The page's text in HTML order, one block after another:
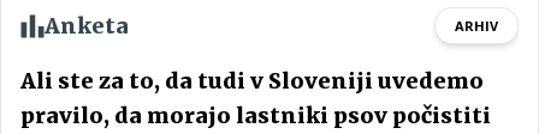
Anketa ARHIV
Ali ste za to, da tudi v Sloveniji uvedemo
pravilo, da morajo lastniki psov počistiti